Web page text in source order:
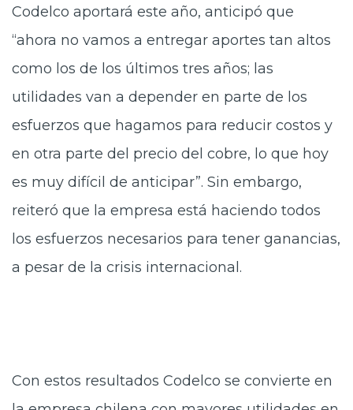
Codelco aportará este año, anticipó que
“ahora no vamos a entregar aportes tan altos
como los de los últimos tres años; las
utilidades van a depender en parte de los
esfuerzos que hagamos para reducir costos y
en otra parte del precio del cobre, lo que hoy
es muy difícil de anticipar”. Sin embargo,
reiteró que la empresa está haciendo todos
los esfuerzos necesarios para tener ganancias,
a pesar de la crisis internacional.
Con estos resultados Codelco se convierte en